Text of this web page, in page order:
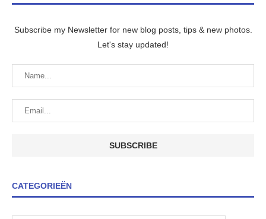
Subscribe my Newsletter for new blog posts, tips & new photos.
Let's stay updated!
CATEGORIEËN